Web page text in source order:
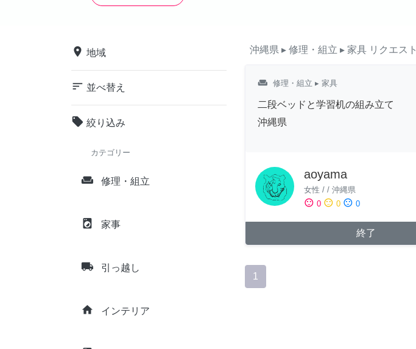
place 地域
sort 並べ替え
local_offer 絞り込み
カテゴリー
weekend 修理・組立
local_laundry_service 家事
local_shipping 引っ越し
home インテリア
沖縄県 ▸ 修理・組立 ▸ 家具 リクエスト
weekend 修理・組立 ▸ 家具
二段ベッドと学習机の組み立て
沖縄県
aoyama
女性 / / 沖縄県
sentiment_satisfied 0 sentiment_neutral 0 sentiment_dissatisfied 0
終了
1